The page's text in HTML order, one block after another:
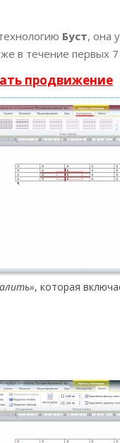
Буст, она
в течение первых
продвижение
, которая